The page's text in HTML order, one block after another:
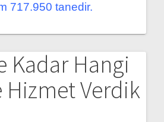
717.950 tanedir.
Kadar Hangi
Hizmet Verdik